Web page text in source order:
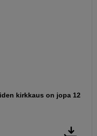
kirkkaus on jopa 12